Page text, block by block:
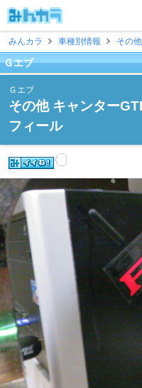
みんカラ
車種別情報 その他
Ｇエブ
Ｇエブ
その他 キャンター
フィール